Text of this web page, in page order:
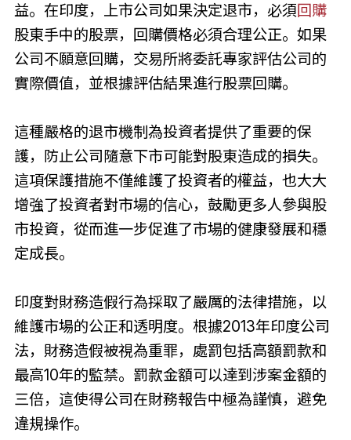
益。在印度，上市公司如果決定退市，必須回購
股東手中的股票，回購價格必須合理公正。如果
公司不願意回購，交易所將委託專家評估公司的
實際價值，並根據評估結果進行股票回購。
這種嚴格的退市機制為投資者提供了重要的保
護，防止公司隨意下市可能對股東造成的損失。
這項保護措施不僅維護了投資者的權益，也大大
增強了投資者對市場的信心，鼓勵更多人參與股
市投資，從而進一步促進了市場的健康發展和穩
定成長。
印度對財務造假行為採取了嚴厲的法律措施，以
維護市場的公正和透明度。根據2013年印度公司
法，財務造假被視為重罪，處罰包括高額罰款和
最高10年的監禁。罰款金額可以達到涉案金額的
三倍，這使得公司在財務報告中極為謹慎，避免
違規操作。